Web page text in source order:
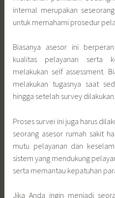
internal merupakan
untuk memahami prosedur
Biasanya asesor ini
kualitas pelayanan serta
melakukan self assessment.
melakukan tugasnya saat
hingga setelah survey dilakukan.
Proses survei ini juga harus
seorang asesor rumah sakit
mutu pelayanan dan
sistem yang mendukung
serta memantau kepatuhan
Jika Anda ingin menjadi